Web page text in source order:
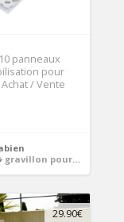
panneaux
pour
/ Vente
gravillon pour allee
29.90€